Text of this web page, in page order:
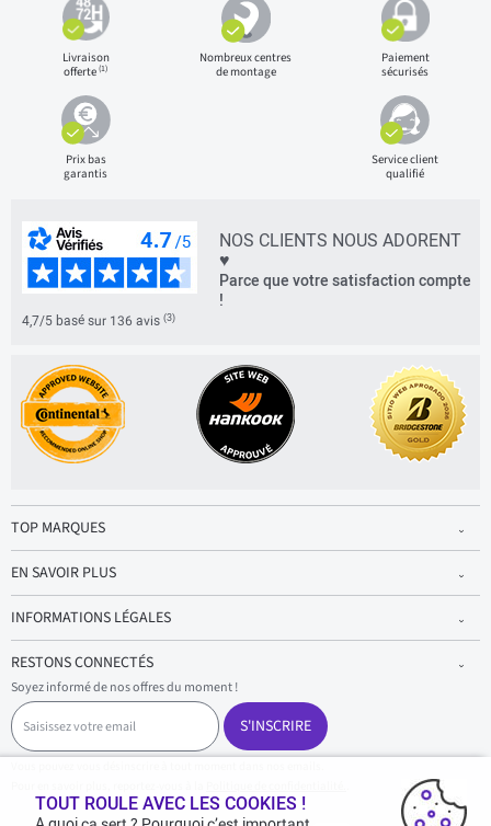
Livraison
offerte(1)
Nombreux centres
de montage
Paiement
sécurisés
Prix bas
garantis
Service client
qualifié
NOS CLIENTS NOUS ADORENT
♥
Parce que votre satisfaction compte
!
4,7/5 basé sur 136 avis (3)
TOP MARQUES
EN SAVOIR PLUS
INFORMATIONS LÉGALES
RESTONS CONNECTÉS
Soyez informé de nos offres du moment !
S
a
i
s
S'INSCRIRE
TOUT ROULE AVEC LES COOKIES !